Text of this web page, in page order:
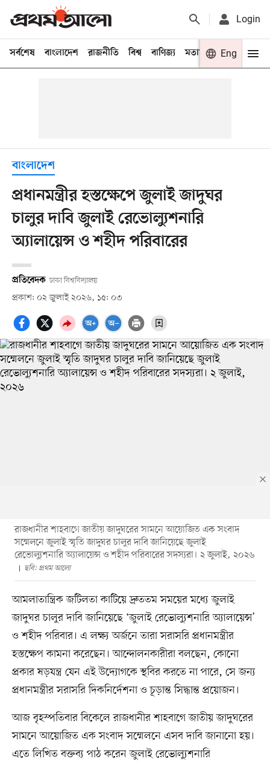
Login
সর্বশেষ বাংলাদেশ রাজনীতি বিশ্ব বাণিজ্য মতামত খেলা
Eng
বাংলাদেশ
প্রধানমন্ত্রীর হস্তক্ষেপে জুলাই জাদুঘর
চালুর দাবি জুলাই রেভোল্যুশনারি
অ্যালায়েন্স ও শহীদ পরিবারের
প্রতিবেদক ঢাকা বিশ্ববিদ্যালয়
প্রকাশ: ০২ জুলাই ২০২৬, ১৫: ০৩
রাজধানীর শাহবাগে জাতীয় জাদুঘরের সামনে আয়োজিত এক সংবাদ
সম্মেলনে জুলাই স্মৃতি জাদুঘর চালুর দাবি জানিয়েছে জুলাই
রেভোল্যুশনারি অ্যালায়েন্স ও শহীদ পরিবারের সদস্যরা। ২ জুলাই, ২০২৬
ছবি: প্রথম আলো
আমলাতান্ত্রিক জটিলতা কাটিয়ে দ্রুততম সময়ের মধ্যে জুলাই
জাদুঘর চালুর দাবি জানিয়েছে ‘জুলাই রেভোল্যুশনারি অ্যালায়েন্স’
ও শহীদ পরিবার। এ লক্ষ্য অর্জনে তারা সরাসরি প্রধানমন্ত্রীর
হস্তক্ষেপ কামনা করেছেন। আন্দোলনকারীরা বলছেন, কোনো
প্রকার ষড়যন্ত্র যেন এই উদ্যোগকে স্থবির করতে না পারে, সে জন্য
প্রধানমন্ত্রীর সরাসরি দিকনির্দেশনা ও চূড়ান্ত সিদ্ধান্ত প্রয়োজন।
আজ বৃহস্পতিবার বিকেলে রাজধানীর শাহবাগে জাতীয় জাদুঘরের
সামনে আয়োজিত এক সংবাদ সম্মেলনে এসব দাবি জানানো হয়।
এতে লিখিত বক্তব্য পাঠ করেন জুলাই রেভোল্যুশনারি